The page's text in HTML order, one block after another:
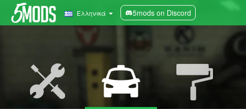
Ελληνικά 5mods on Discord